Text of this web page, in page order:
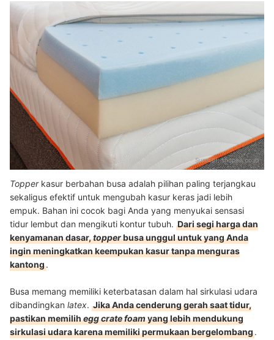
Sumber:shopee.co.id
Topperkasur berbahan busa adalah pilihan paling terjangkau
sekaligus efektif untuk mengubah kasur keras jadi lebih
empuk. Bahan ini cocok bagi Anda yang menyukai sensasi
tidur lembut dan mengikuti kontur tubuh. Dari segi harga dan
kenyamanan dasar,topperbusa unggul untuk yang Anda
ingin meningkatkan keempukan kasur tanpa menguras
kantong.
Busa memang memiliki keterbatasan dalam hal sirkulasi udara
dibandingkan latex. Jika Anda cenderung gerah saat tidur,
pastikan memilihegg crate foamyang lebih mendukung
sirkulasi udara karena memiliki permukaan bergelombang.